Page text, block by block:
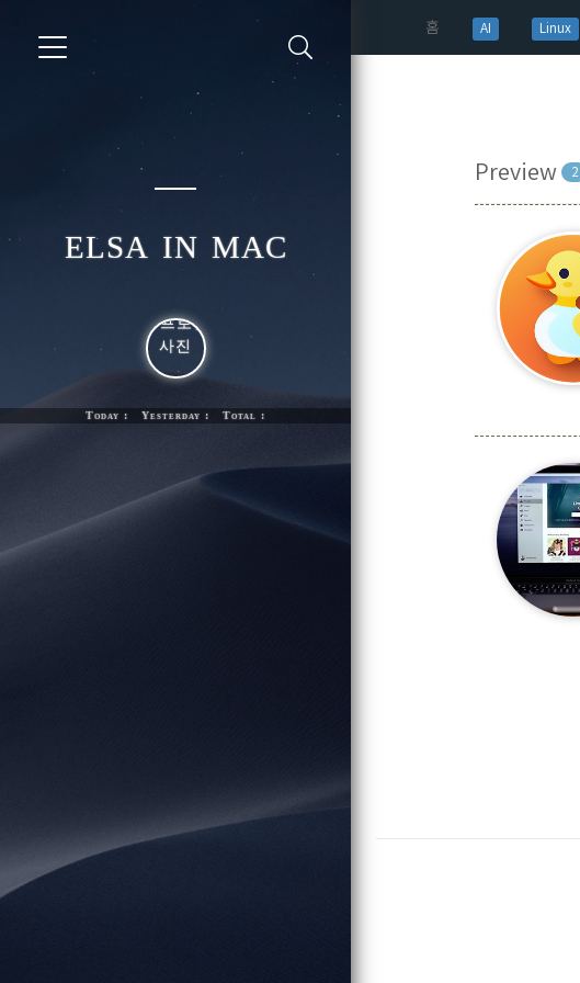
홈(current)
AI Linux
elsa in mac
Today : Yesterday : Total :
Preview 2